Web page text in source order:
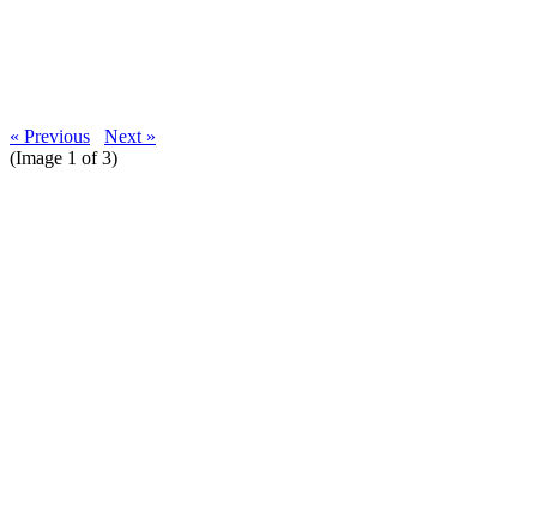
« Previous
Next »
(Image 1 of 3)